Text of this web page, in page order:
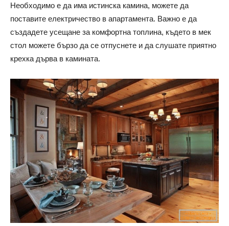
Необходимо е да има истинска камина, можете да
поставите електричество в апартамента. Важно е да
създадете усещане за комфортна топлина, където в мек
стол можете бързо да се отпуснете и да слушате приятно
крехка дърва в камината.